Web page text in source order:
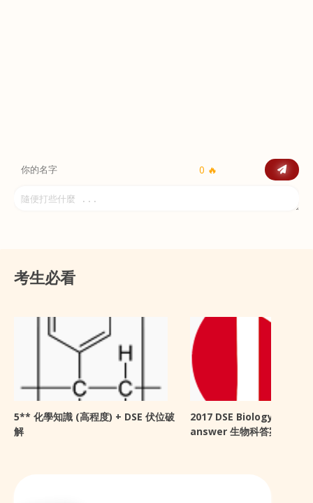
0 🔥
考生必看
5** 化學知識 (高程度) + DSE 伏位破
解
2017 DSE Biology
answer 生物科答案 + 感想